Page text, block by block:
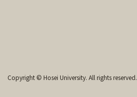
Copyright © Hosei University. All rights reserved.